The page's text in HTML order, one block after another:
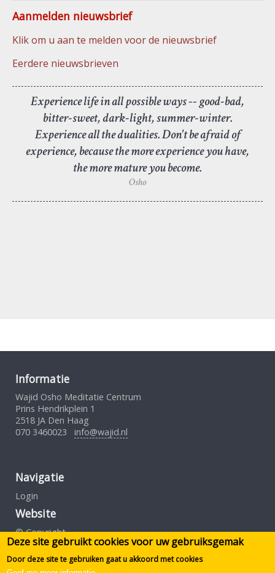
Aanmelden nieuwsbrief
Klik om u aan te melden voor de nieuwsbrief
Eerdere nieuwsbrieven
Experience life in all possible ways -- good-bad,
bitter-sweet, dark-light, summer-winter.
Experience all the dualities. Don't be afraid of
experience, because the more experience you have,
the more mature you become.
Osho
Informatie
Wajid Osho Meditatie Centrum
Prins Hendrikplein 1
2518 JA Den Haag
070 3460023 info@wajid.nl
Navigatie
Login
Website
© Copyright
Gebruiksovereenkomst
Privacybeleid
Deze site gebruikt cookies voor uw gebruiksgemak
Door deze site te gebruiken gaat u akkoord met cookies